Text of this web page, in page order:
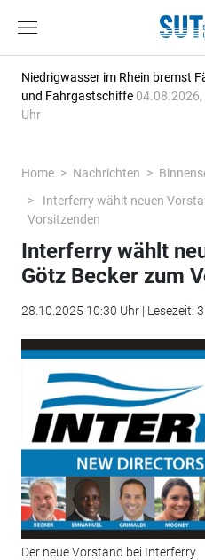
Niedrigwasser im Rhein bremst
und Fahrgastschiffe 04.08.2026,
Uhr
Home Nachrichten
Interferry wählt neuen
Vorsitzenden
Interferry wählt
Götz Becker zum
28.10.2025 10:30 Uhr | Lesezeit:
Der neue Vorstand bei Interferry